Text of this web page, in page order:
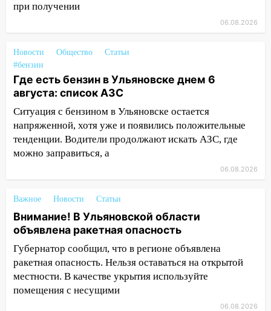
2027 года импорт, выпуск и обращение
врезался в забор
10:27 Где есть бензин в Ульяновске
днем 6 августа: список АЗС
10:16 Внимание! В Ульяновской области
объявлена ракетная опасность
10:00
В Старомайнском районе утонул
51-летний мужчина
застрял в тепловозе
09:44 Ульяновские спасатели помогли
юному велосипедисту на улице
Чернышевского
08:21 В Заволжском районе украли два
велосипеда
при получении
06.08.2026
Новости Общество
Статьи
#бензин
Где есть бензин в Ульяновске днем 6
августа: список АЗС
Ситуация с бензином в Ульяновске остается
напряженной, хотя уже и появились положительные
тенденции. Водители продолжают искать АЗС, где
можно заправиться, а
06.08.2026
Важное Новости Статьи
Внимание! В Ульяновской области
объявлена ракетная опасность
Губернатор сообщил, что в регионе объявлена
ракетная опасность. Нельзя оставаться на открытой
местности. В качестве укрытия используйте
помещения с несущими
06.08.2026